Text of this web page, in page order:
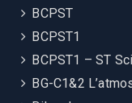
BCPST
BCPST1
BCPST1 – ST
BG-C1&2